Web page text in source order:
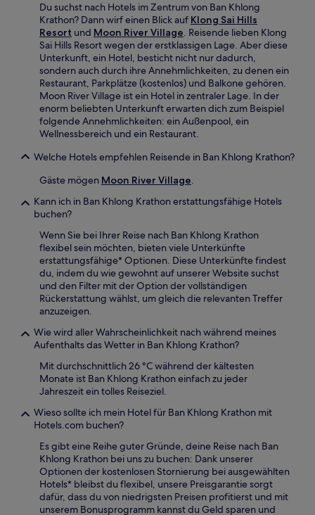
Du suchst nach Hotels im Zentrum von Ban Khlong
Krathon? Dann wirf einen Blick auf Klong Sai Hills
Resort und Moon River Village. Reisende lieben Klong
Sai Hills Resort wegen der erstklassigen Lage. Aber diese
Unterkunft, ein Hotel, besticht nicht nur dadurch,
sondern auch durch ihre Annehmlichkeiten, zu denen ein
Restaurant, Parkplätze (kostenlos) und Balkone gehören.
Moon River Village ist ein Hotel in zentraler Lage. In der
enorm beliebten Unterkunft erwarten dich zum Beispiel
folgende Annehmlichkeiten: ein Außenpool, ein
Wellnessbereich und ein Restaurant.
Welche Hotels empfehlen Reisende in Ban Khlong Krathon?
Gäste mögen Moon River Village.
Kann ich in Ban Khlong Krathon erstattungsfähige Hotels
buchen?
Wenn Sie bei Ihrer Reise nach Ban Khlong Krathon
flexibel sein möchten, bieten viele Unterkünfte
erstattungsfähige* Optionen. Diese Unterkünfte findest
du, indem du wie gewohnt auf unserer Website suchst
und den Filter mit der Option der vollständigen
Rückerstattung wählst, um gleich die relevanten Treffer
anzuzeigen.
Wie wird aller Wahrscheinlichkeit nach während meines
Aufenthalts das Wetter in Ban Khlong Krathon?
Mit durchschnittlich 26 °C während der kältesten
Monate ist Ban Khlong Krathon einfach zu jeder
Jahreszeit ein tolles Reiseziel.
Wieso sollte ich mein Hotel für Ban Khlong Krathon mit
Hotels.com buchen?
Es gibt eine Reihe guter Gründe, deine Reise nach Ban
Khlong Krathon bei uns zu buchen: Dank unserer
Optionen der kostenlosen Stornierung bei ausgewählten
Hotels* bleibst du flexibel, unsere Preisgarantie sorgt
dafür, dass du von niedrigsten Preisen profitierst und mit
unserem Bonusprogramm kannst du Geld sparen und